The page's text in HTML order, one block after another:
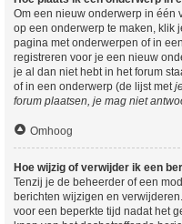
Om een nieuw onderwerp in één
op een onderwerp te maken, klik
pagina met onderwerpen of in
registreren voor je een nieuw
je al dan niet hebt in het forum
of in een onderwerp (de lijst met
forum plaatsen, je mag niet
Omhoog
Hoe wijzig of verwijder ik een
Tenzij je de beheerder of een
berichten wijzigen en
voor een beperkte tijd nadat het